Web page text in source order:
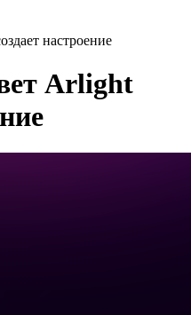
настроение
Arlight